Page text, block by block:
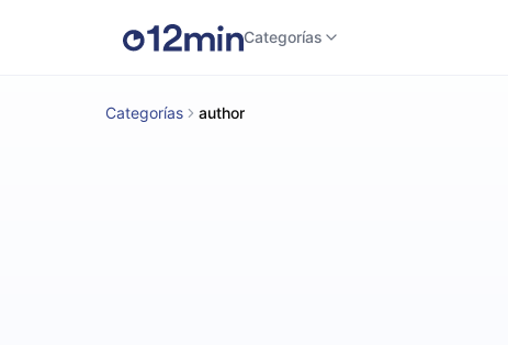
Categorías
Categorías author